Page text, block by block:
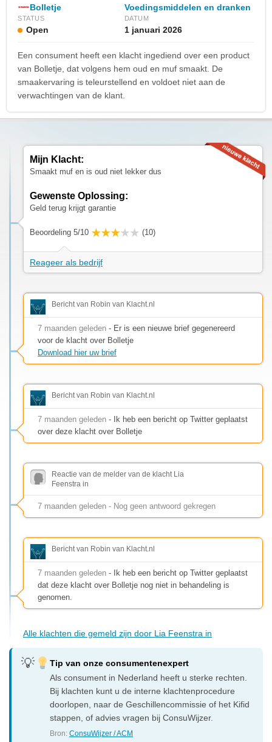
Bolletje Voedingsmiddelen en dranken
STATUS
Open
DATUM
1 januari 2026
Een consument heeft een klacht ingediend over een product
van Bolletje, dat volgens hem oud en muf smaakt. De
smaakervaring is teleurstellend en voldoet niet aan de
verwachtingen van de klant.
Mijn Klacht:
Smaakt muf en is oud niet lekker dus
Gewenste Oplossing:
Geld terug krijgt garantie
Beoordeling 5/10 (10)
Reageer als bedrijf
Bericht van Robin van Klacht.nl
7 maanden geleden - Er is een nieuwe brief gegenereerd
voor de klacht over Bolletje
Download hier uw brief
Bericht van Robin van Klacht.nl
7 maanden geleden - Ik heb een bericht op Twitter geplaatst
over deze klacht over Bolletje
Reactie van de melder van de klacht Lia
Feenstra in
7 maanden geleden - Nog geen antwoord gekregen
Bericht van Robin van Klacht.nl
7 maanden geleden - Ik heb een bericht op Twitter geplaatst
dat deze klacht over Bolletje nog niet in behandeling is
genomen.
Alle klachten die gemeld zijn door Lia Feenstra in
Tip van onze consumentenexpert
Als consument in Nederland heeft u sterke rechten.
Bij klachten kunt u de interne klachtenprocedure
doorlopen, naar de Geschillencommissie of het Kifid
stappen, of advies vragen bij ConsuWijzer.
Bron:ConsuWijzer / ACM